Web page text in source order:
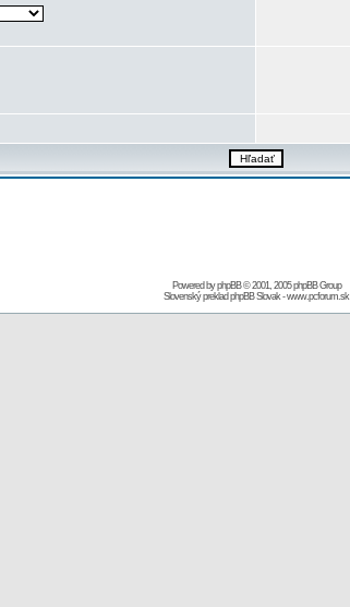
Powered byphpBB© 2001, 2005 phpBB Group
Slovenský preklad phpBB Slovak-www.pcforum.sk